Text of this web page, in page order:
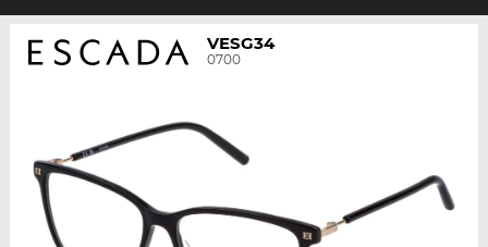
VESG34
0700